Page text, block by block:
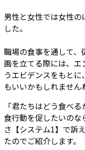
男性と女性では女性
した。
職場の食事を通して
画を立てる際には、
うエビデンスをもと
もいいかもしれません
「君たちはどう食べ
食行動を促したいの
さ【システム1】で訴
たのでご紹介します。